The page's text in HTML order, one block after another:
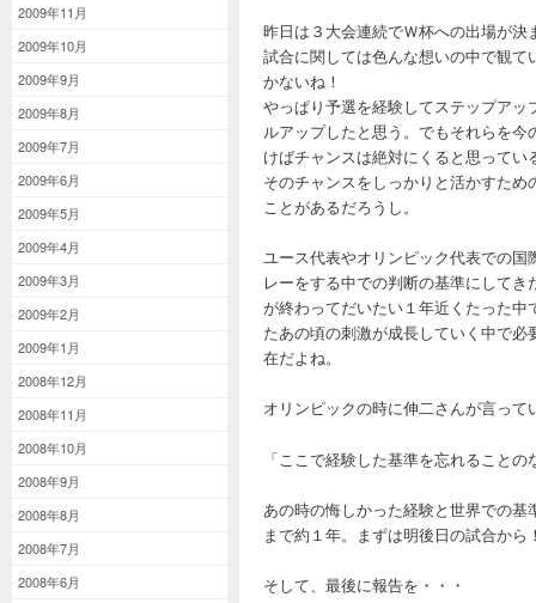
2009年11月
2009年10月
2009年9月
2009年8月
2009年7月
2009年6月
2009年5月
2009年4月
2009年3月
2009年2月
2009年1月
2008年12月
2008年11月
2008年10月
2008年9月
2008年8月
2008年7月
2008年6月
昨日は３大会連続でＷ杯への出場が決
試合に関しては色んな想いの中で観
かないね！
やっぱり予選を経験してステップア
ルアップしたと思う。でもそれらを
けばチャンスは絶対にくると思ってい
そのチャンスをしっかりと活かすた
ことがあるだろうし。
ユース代表やオリンピック代表での
レーをする中での判断の基準にして
が終わってだいたい１年近くたった
たあの頃の刺激が成長していく中で
在だよね。
オリンピックの時に伸二さんが言って
「ここで経験した基準を忘れること
あの時の悔しかった経験と世界での
まで約１年。まずは明後日の試合か
そして、最後に報告を・・・